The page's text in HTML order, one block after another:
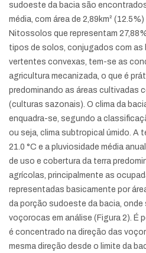
sudoeste da bacia são
média, com área de 2,89km²
Nitossolos que representam
tipos de solos, conjugados com as
vertentes convexas, tem-se as
agricultura mecanizada, o que é
predominando as áreas cultivadas
(culturas sazonais). O clima da
enquadra-se, segundo a
ou seja, clima subtropical úmido. A
21.0 °C e a pluviosidade média
de uso e cobertura da terra
agrícolas, principalmente as
representadas basicamente por
da porção sudoeste da bacia, onde
voçorocas em análise (Figura 2). É
é concentrado na direção das
mesma direção desde o limite da